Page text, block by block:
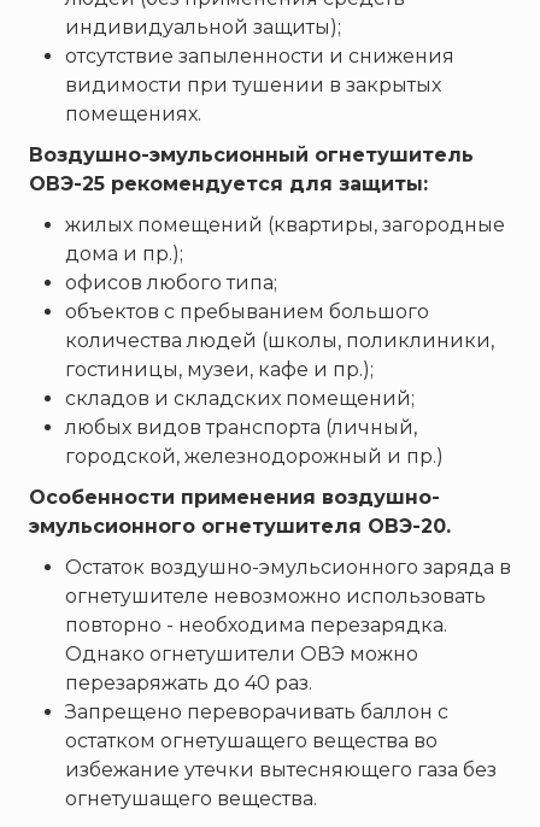
индивидуальной защиты);
отсутствие запыленности и снижения
видимости при тушении в закрытых
помещениях.
Воздушно-эмульсионный огнетушитель
ОВЭ-25 рекомендуется для защиты:
жилых помещений (квартиры, загородные
дома и пр.);
офисов любого типа;
объектов с пребыванием большого
количества людей (школы, поликлиники,
гостиницы, музеи, кафе и пр.);
складов и складских помещений;
любых видов транспорта (личный,
городской, железнодорожный и пр.)
Особенности применения воздушно-
эмульсионного огнетушителя ОВЭ-20.
Остаток воздушно-эмульсионного заряда в
огнетушителе невозможно использовать
повторно - необходима перезарядка.
Однако огнетушители ОВЭ можно
перезаряжать до 40 раз.
Запрещено переворачивать баллон с
остатком огнетушащего вещества во
избежание утечки вытесняющего газа без
огнетушащего вещества.